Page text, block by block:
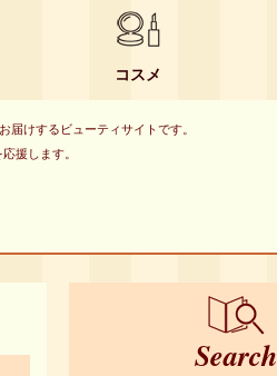
コスメ
届けするビューティサイトです。
援します。
Search